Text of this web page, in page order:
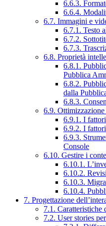
6.6.3.
6.6.4.
6.7. Immagini e
6.7.1. Testo
6.7.2.
6.7.3.
6.8. Proprietà
6.8.1.
Pubblica
6.8.2.
dalla
6.8.3.
6.9.
6.9.1. I fattori
6.9.2. I fattori
6.9.3.
Console
6.10. Gestire i
6.10.1.
6.10.2.
6.10.3.
6.10.4.
7. Progettazione
7.1. Caratteristiche
7.2. User stories